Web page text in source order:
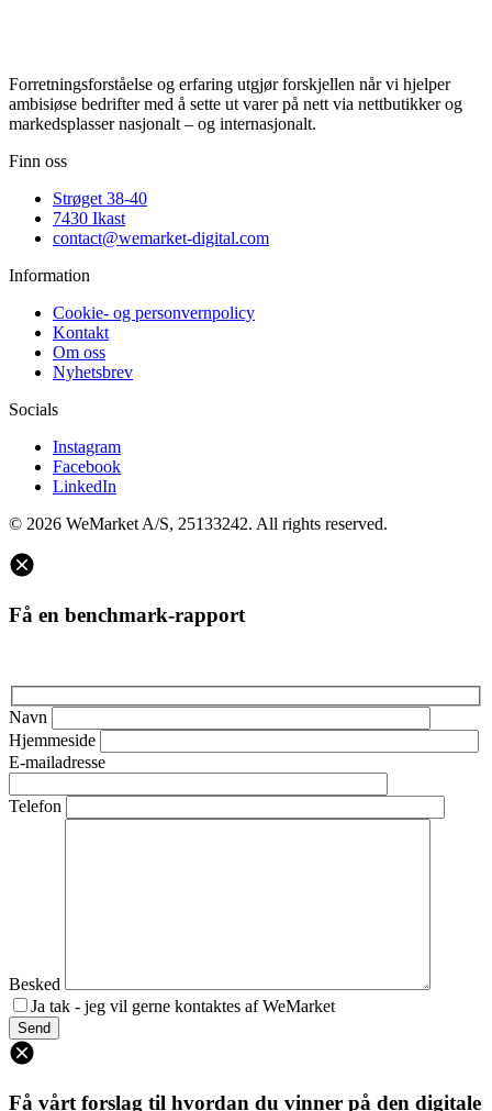
Forretningsforståelse og erfaring utgjør forskjellen når vi hjelper
ambisiøse bedrifter med å sette ut varer på nett via nettbutikker og
markedsplasser nasjonalt – og internasjonalt.
Finn oss
Strøget 38-40
7430 Ikast
contact@wemarket-digital.com
Information
Cookie- og personvernpolicy
Kontakt
Om oss
Nyhetsbrev
Socials
Instagram
Facebook
LinkedIn
© 2026 WeMarket A/S, 25133242. All rights reserved.
Få en benchmark-rapport
Navn
Hjemmeside
E-mailadresse
Telefon
Besked
Ja tak - jeg vil gerne kontaktes af WeMarket
Få vårt forslag til hvordan du vinner på den digitale